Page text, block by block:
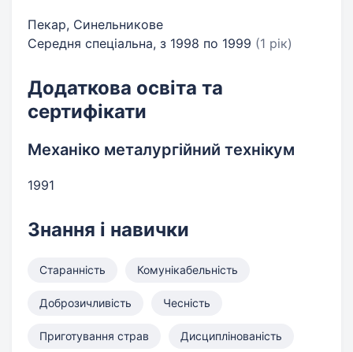
Пекар, Синельникове
Середня спеціальна, з 1998 по 1999 (1 рік)
Додаткова освіта та
сертифікати
Механіко металургійний технікум
1991
Знання і навички
Старанність Комунікабельність
Доброзичливість Чесність
Приготування страв Дисциплінованість